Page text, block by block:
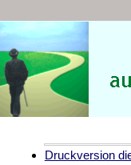
Druckversion